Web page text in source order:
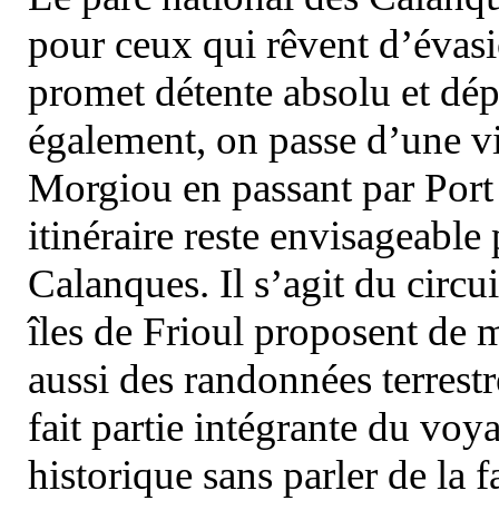
pour ceux qui rêvent
promet détente absolu et
également, on passe d’une
Morgiou en passant par
itinéraire reste
Calanques. Il s’agit du
îles de Frioul proposent de
aussi des randonnées
fait partie intégrante du
historique sans parler de la